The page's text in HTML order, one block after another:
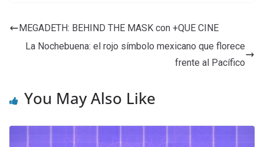
MEGADETH: BEHIND THE MASK con +QUE CINE
La Nochebuena: el rojo símbolo mexicano que florece
frente al Pacífico
You May Also Like